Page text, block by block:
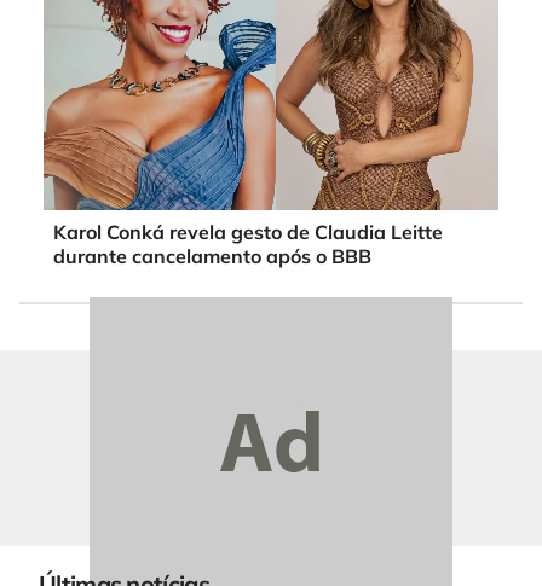
Karol Conká revela gesto de Claudia Leitte
durante cancelamento após o BBB